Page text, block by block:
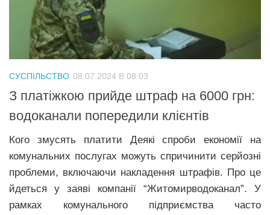
Кримінал
Трагедії
#Війна
СУСПІЛЬСТВО 08.07.2024 В 08:03
З платіжкою прийде штраф на 6000 грн:
водоканали попередили клієнтів
Кого змусять платити Деякі спроби економії на
комунальних послугах можуть спричинити серйозні
проблеми, включаючи накладення штрафів. Про це
йдеться у заяві компанії “Житомирводоканал”. У
рамках комунального підприємства часто